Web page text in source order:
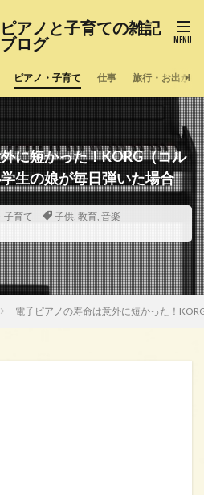
アノと子育ての雑記
ブログ
ピアノ・子育て 仕事 旅行・お出かけ
に短かった！KORG（コル
生の娘が毎日弾いた場合
子育て 子供, 教育, 音楽
電子ピアノの寿命は意外に短かった！